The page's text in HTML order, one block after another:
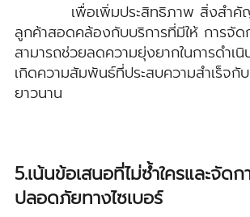
เพื่อเพิ่มประสิทธิภาพ สิ่งสำคัญ
ลูกค้าสอดคล้องกับบริการที่มีให้ การจัด
สามารถช่วยลดความยุ่งยากในการดำเนิ
เกิดความสัมพันธ์ที่ประสบความสำเร็จกั
ยาวนาน
5.เน้นข้อเสนอที่ไม่ซ้ำใครและจัด
ปลอดภัยทางไซเบอร์